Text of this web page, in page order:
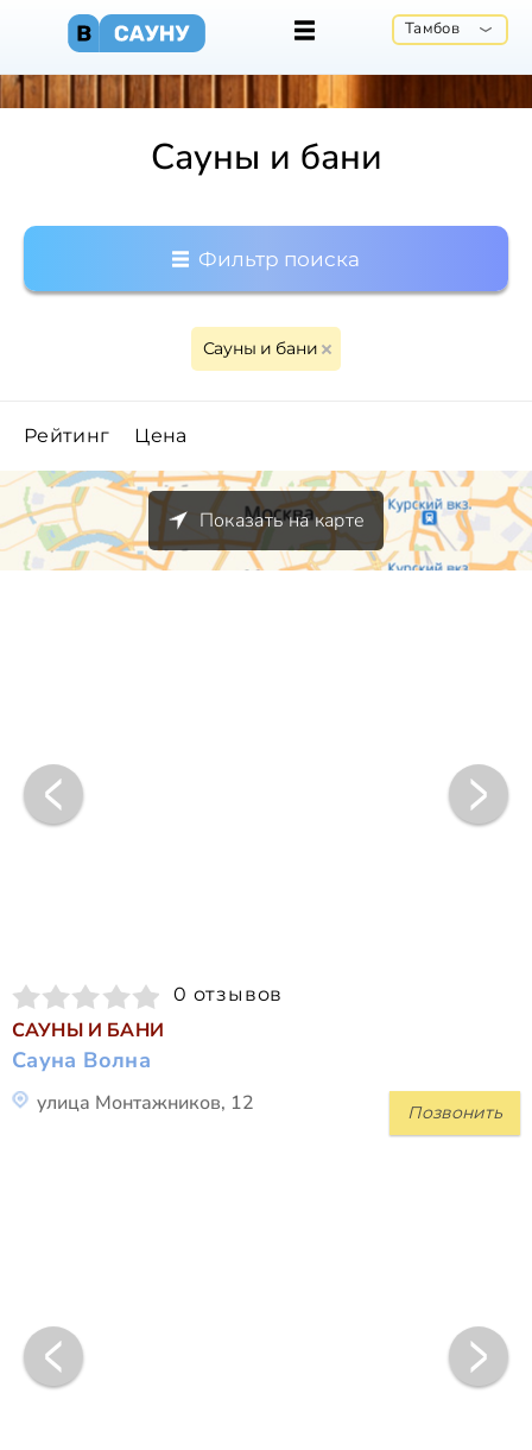
Тамбов
Сауны и бани
Фильтр поиска
Сауны и бани
Рейтинг Цена
Показать на карте
0 отзывов
САУНЫ И БАНИ
Сауна Волна
Позвонить
улица Монтажников, 12